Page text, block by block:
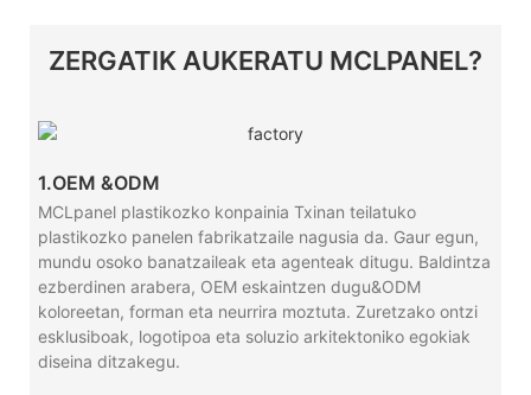
ZERGATIK AUKERATU MCLPANEL?
1.OEM &ODM
MCLpanel plastikozko konpainia Txinan teilatuko
plastikozko panelen fabrikatzaile nagusia da. Gaur egun,
mundu osoko banatzaileak eta agenteak ditugu. Baldintza
ezberdinen arabera, OEM eskaintzen dugu&ODM
koloreetan, forman eta neurrira moztuta. Zuretzako ontzi
esklusiboak, logotipoa eta soluzio arkitektoniko egokiak
diseina ditzakegu.